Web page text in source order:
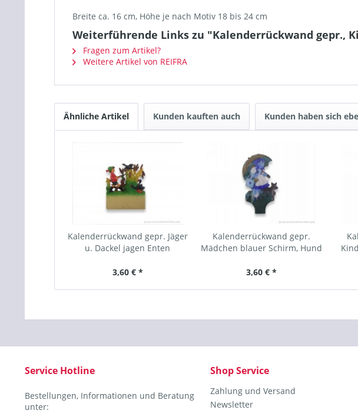
Breite ca. 16 cm, Höhe je nach Motiv 18 bis 24 cm
Weiterführende Links zu "Kalenderrückwand gepr.,
Fragen zum Artikel?
Weitere Artikel von REIFRA
Ähnliche Artikel Kunden kauften auch Kunden haben sich
Kalenderrückwand gepr. Jäger
u. Dackel jagen Enten
3,60 € *
Kalenderrückwand gepr.
Mädchen blauer Schirm, Hund
3,60 € *
Service Hotline
Bestellungen, Informationen und Beratung
unter:
Shop Service
Zahlung und Versand
Newsletter